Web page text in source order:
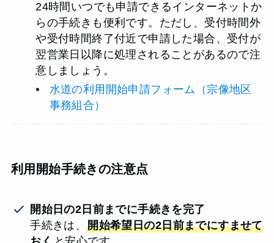
24時間いつでも申請できるインターネットか
らの手続きも便利です。ただし、受付時間外
や受付時間終了付近で申請した場合、受付が
翌営業日以降に処理されることがあるので注
意しましょう。
水道の利用開始申請フォーム（宗像地区
事務組合）
利用開始手続きの注意点
開始日の2日前までに手続きを完了
手続きは、開始希望日の2日前までにすませて